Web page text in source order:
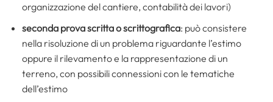
organizzazione del cantiere, contabilità dei lavori)
seconda prova scritta o scrittografica: può consistere
nella risoluzione di un problema riguardante l’estimo
oppure il rilevamento e la rappresentazione di un
terreno, con possibili connessioni con le tematiche
dell’estimo